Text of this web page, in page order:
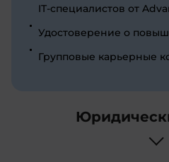
IT-специалистов от
Удостоверение о
Групповые карьерные